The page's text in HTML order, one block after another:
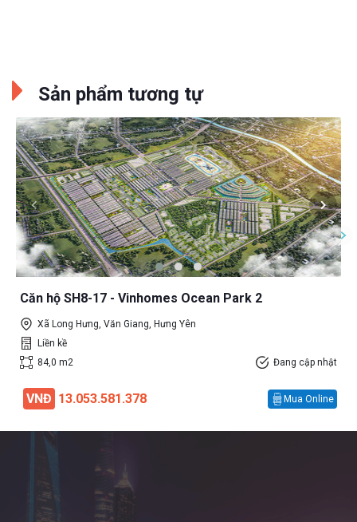
Sản phẩm tương tự
Căn hộ SH8-17 - Vinhomes Ocean Park 2
Xã Long Hưng, Văn Giang, Hưng Yên
Liền kề
84,0 m2
Đang cập nhật
VNĐ 13.053.581.378 Mua Online